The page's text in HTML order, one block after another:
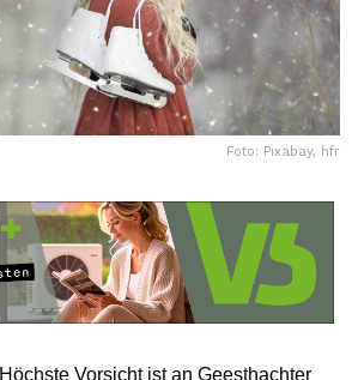
Foto: Pixabay, hfr
Höchste Vorsicht ist an Geesthachter